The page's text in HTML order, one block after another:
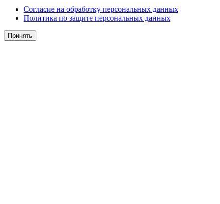
Согласие на обработку персональных данных
Политика по защите персональных данных
Принять